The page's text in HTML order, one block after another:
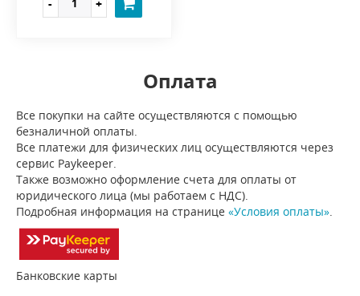
Оплата
Все покупки на сайте осуществляются с помощью
безналичной оплаты.
Все платежи для физических лиц осуществляются через
сервис Paykeeper.
Также возможно оформление счета для оплаты от
юридического лица (мы работаем с НДС).
Подробная информация на странице «Условия оплаты»
Банковские карты